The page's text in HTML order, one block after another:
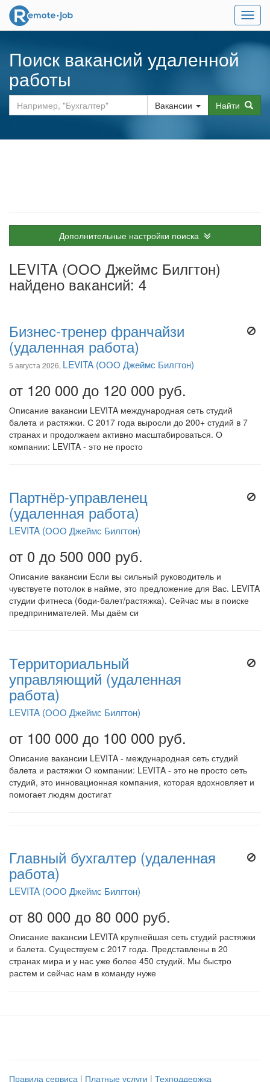
Меню
Поиск вакансий удаленной
работы
Вакансии Найти
Дополнительные настройки поиска
LEVITA (ООО Джеймс Билгтон)
найдено вакансий: 4
Бизнес-тренер франчайзи
(удаленная работа)
5 августа 2026, LEVITA (ООО Джеймс Билгтон)
от 120 000 до 120 000 руб.
Описание вакансии LEVITA международная сеть студий
балета и растяжки. С 2017 года выросли до 200+ студий в 7
странах и продолжаем активно масштабироваться. О
компании: LEVITA - это не просто
Партнёр-управленец
(удаленная работа)
LEVITA (ООО Джеймс Билгтон)
от 0 до 500 000 руб.
Описание вакансии Если вы сильный руководитель и
чувствуете потолок в найме, это предложение для Вас. LEVITA
студии фитнеса (боди-балет/растяжка). Сейчас мы в поиске
предпринимателей. Мы даём си
Территориальный
управляющий (удаленная
работа)
LEVITA (ООО Джеймс Билгтон)
от 100 000 до 100 000 руб.
Описание вакансии LEVITA - международная сеть студий
балета и растяжки О компании: LEVITA - это не просто сеть
студий, это инновационная компания, которая вдохновляет и
помогает людям достигат
Главный бухгалтер (удаленная
работа)
LEVITA (ООО Джеймс Билгтон)
от 80 000 до 80 000 руб.
Описание вакансии LEVITA крупнейшая сеть студий растяжки
и балета. Существуем с 2017 года. Представлены в 20
странах мира и у нас уже более 450 студий. Мы быстро
растем и сейчас нам в команду нуже
Правила сервиса | Платные услуги | Техподдержка